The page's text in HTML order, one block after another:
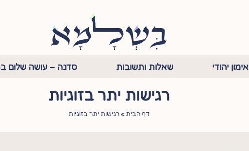
אימון יהודי שאלות ותשובות סדנה – עושה שלום
רגישות יתר בזוגיות
דף הבית »רגישות יתר בזוגיות